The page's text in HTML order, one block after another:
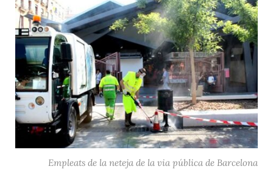
Empleats de la neteja de la via pública de Barcelona